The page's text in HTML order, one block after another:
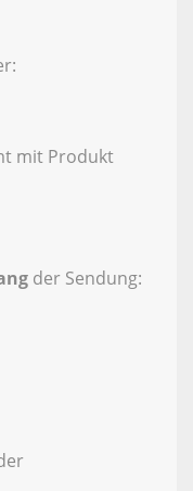
mit Produkt
der Sendung: